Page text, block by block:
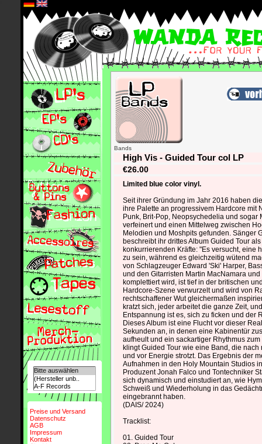
Preise und Versand
Datenschutz
AGB
Impressum
Kontakt
Bands
High Vis - Guided Tour col LP
€26.00
Limited blue color vinyl.
Seit ihrer Gründung im Jahr 2016 haben
ihre Palette an progressivem Hardcore mit
Punk, Brit-Pop, Neopsychedelia und sogar
verfeinert und einen Mittelweg zwischen
Melodien und Moshpits gefunden. Sänger
beschreibt ihr drittes Album Guided Tour
konkurrierenden Kräfte: "Es versucht, eine
zu sein, während es gleichzeitig wütend
von Schlagzeuger Edward 'Ski' Harper,
und den Gitarristen Martin MacNamara
komplettiert wird, ist tief in der britischen
Hardcore-Szene verwurzelt und wird von
rechtschaffener Wut gleichermaßen
kratzt sich, jeder arbeitet die ganze Zeit,
Entspannung ist es, sich zu ficken und der
Dieses Album ist eine Flucht vor dieser
Sekunden an, in denen eine Kabinentür
aufheult und ein sackartiger Rhythmus
klingt Guided Tour wie eine Band, die
und vor Energie strotzt. Das Ergebnis der
Aufnahmen in den Holy Mountain Studios
Produzent Jonah Falco und Tontechniker
sich dynamisch und einstudiert an, wie
Schweiß und Wiederholung in das
eingebrannt haben.
(DAIS/ 2024)
Tracklist:
01. Guided Tour